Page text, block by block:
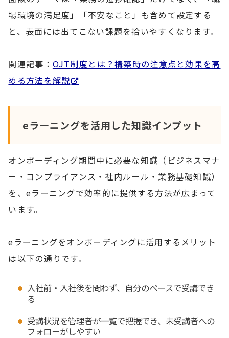
場環境の満足度」「不安なこと」も含めて設定する
と、表面には出てこない課題を拾いやすくなります。
関連記事： OJT制度とは？構築時の注意点と効果を高
める方法を解説
eラーニングを活用した知識インプット
オンボーディング期間中に必要な知識（ビジネスマナ
ー・コンプライアンス・社内ルール・業務基礎知識）
を、eラーニングで効率的に提供する方法が広まって
います。
eラーニングをオンボーディングに活用するメリット
は以下の通りです。
入社前・入社後を問わず、自分のペースで受講でき
る
受講状況を管理者が一覧で把握でき、未受講者への
フォローがしやすい